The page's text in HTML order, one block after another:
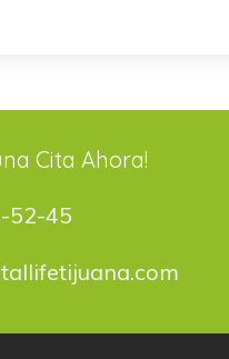
Cita Ahora!
52-45